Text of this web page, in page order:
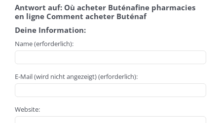
Antwort auf: Où acheter Buténafine pharmacies
en ligne Comment acheter Buténaf
Deine Information:
Name (erforderlich):
E-Mail (wird nicht angezeigt) (erforderlich):
Website: